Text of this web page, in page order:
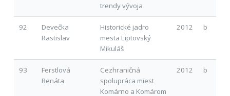
trendy vývoja
92
Devečka
Rastislav
Historické jadro
mesta Liptovský
Mikuláš
2012 b
93
Ferstlová
Renáta
Cezhraničná
spolupráca miest
Komárno a Komárom
2012 b